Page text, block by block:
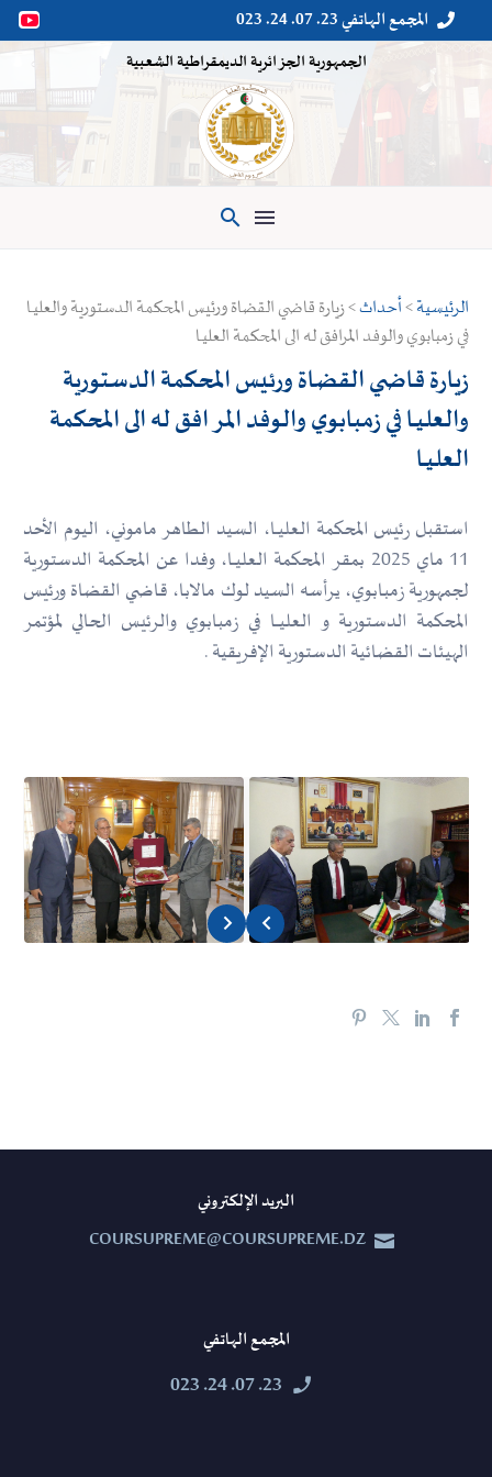

 المجمع الهاتفي 23. 07. 24. 023
الجمهورية الجزائرية الديمقراطية الشعبية

الرئيسية>أحداث> زيارة قاضي القضاة ورئيس المحكمة الدستورية والعليــا
في زمبابوي والوفد المرافق له الى المحكمة العليــا
زيارة قاضي القضاة ورئيس المحكمة الدستورية
والعليــا في زمبابوي والوفد المرافق له الى المحكمة
العليــا
استقبل رئيس المحكمة العليــا، السيد الطاهر ماموني، اليوم الأحد
11 ماي 2025 بمقر المحكمة العليــا، وفدا عن المحكمة الدستورية
لجمهورية زمبابوي، يرأسه السيد لوك مالابا، قاضي القضاة ورئيس
المحكمة الدستورية و العليـــا في زمبابوي والرئيس الحالي لمؤتمر
الهيئات القضائية الدستورية الإفريقية .
البريد الإلكتروني


COURSUPREME@COURSUPREME.DZ
المجمع الهاتفي


23. 07. 24. 023